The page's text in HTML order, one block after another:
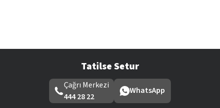
Tatilse Setur
Çağrı Merkezi
444 28 22
WhatsApp